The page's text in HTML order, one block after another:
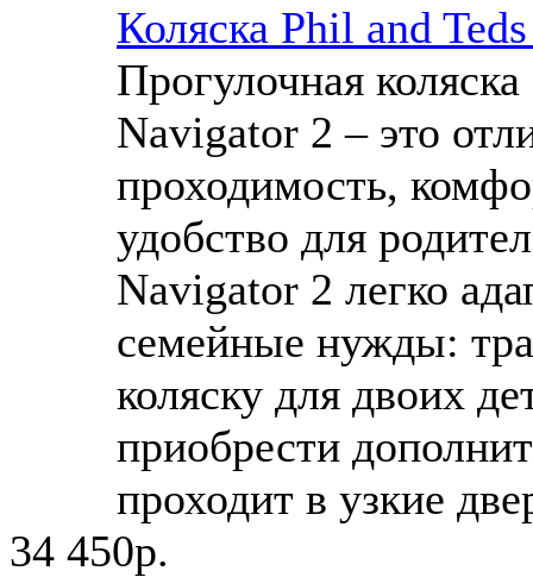
Коляска Phil and
Прогулочная
Navigator 2 – это
проходимость,
удобство для
Navigator 2 легко
семейные нужды:
коляску для двоих
приобрести
проходит в узкие
34 450р.